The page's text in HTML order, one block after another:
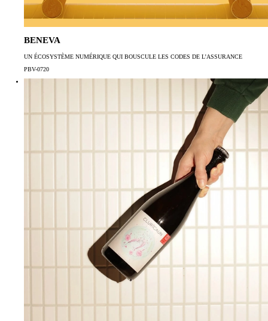
BENEVA
UN ÉCOSYSTÈME NUMÉRIQUE QUI BOUSCULE LES CODES DE L’ASSURANCE
PBV-0720